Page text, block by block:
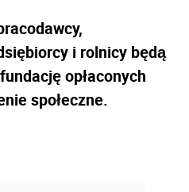
i rolnicy będą
opłaconych
społeczne.